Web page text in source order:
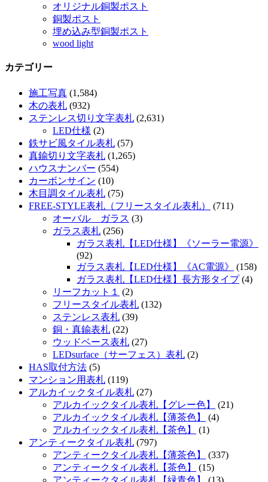
オリジナル銅製ポスト
銅製ポスト
埋め込み型銅製ポスト
wood light
カテゴリー
施工写真 (1,584)
木の表札 (932)
ステンレス切り文字表札 (2,631)
LED仕様 (2)
鉄サビ風タイル表札 (57)
真鍮切り文字表札 (1,265)
ハウスナンバー (554)
カーボンサイン (10)
木目調タイル表札 (75)
FREE-STYLE表札（フリースタイル表札）
(711)
オーバル ガラス (3)
ガラス表札 (256)
ガラス表札【LED仕様】《ソーラー電源》
(92)
ガラス表札【LED仕様】《AC電源》
(158)
ガラス表札【LED仕様】長方形タイプ(4)
リーフカット１
(2)
フリースタイル表札 (132)
ステンレス表札 (39)
銅・真鍮表札 (22)
ウッドベース表札 (27)
LEDsurface（サーフェス）表札 (2)
HAS取付方法 (5)
マンション用表札 (119)
アルカイックタイル表札 (27)
アルカイックタイル表札【グレー色】
(21)
アルカイックタイル表札【薄茶色】
(4)
アルカイックタイル表札【茶色】
(1)
アンティークタイル表札 (797)
アンティークタイル表札【薄茶色】
(337)
アンティークタイル表札【茶色】
(15)
アンティークタイル表札【緑青色】
(13)